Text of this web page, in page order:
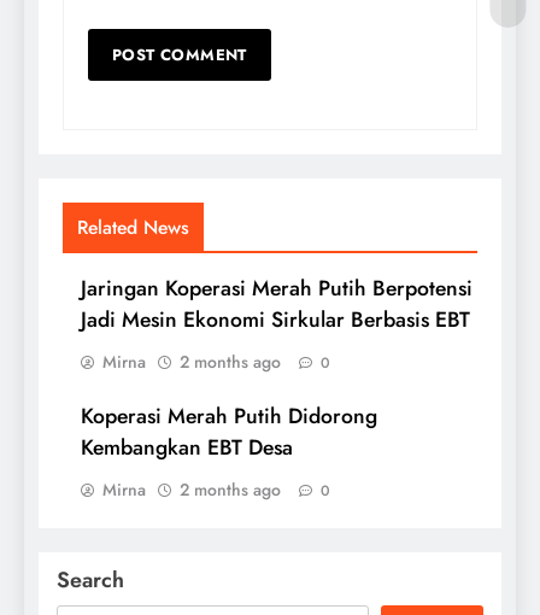
Related News
Jaringan Koperasi Merah Putih Berpotensi
Jadi Mesin Ekonomi Sirkular Berbasis EBT
Mirna 2 months ago 0
Koperasi Merah Putih Didorong
Kembangkan EBT Desa
Mirna 2 months ago 0
Search